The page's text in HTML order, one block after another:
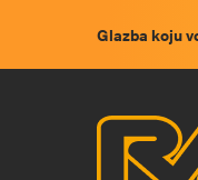
Glazba koju